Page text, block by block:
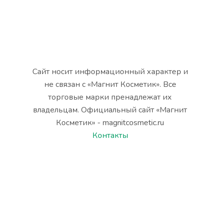
Сайт носит информационный характер и
не связан с «Магнит Косметик». Все
торговые марки пренадлежат их
владельцам. Официальный сайт «Магнит
Косметик» - magnitcosmetic.ru
Контакты